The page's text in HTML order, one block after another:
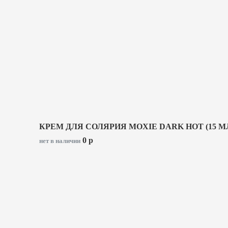
КРЕМ ДЛЯ СОЛЯРИЯ MOXIE DARK HOT (15
нет в наличии 0 p